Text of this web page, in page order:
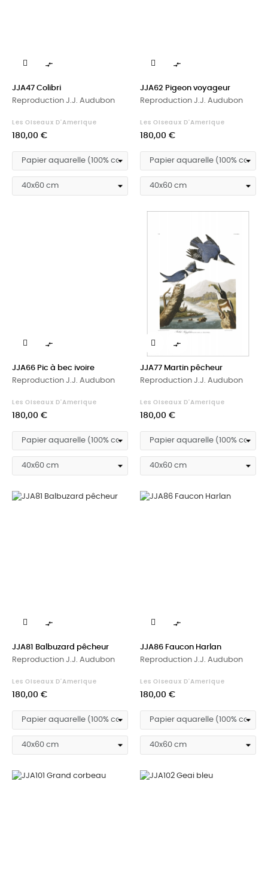

JJA47 Colibri
Reproduction J.J. Audubon
Les Oiseaux D'Amerique
Prix
180,00 €

JJA62 Pigeon voyageur
Reproduction J.J. Audubon
Les Oiseaux D'Amerique
Prix
180,00 €

JJA66 Pic à bec ivoire
Reproduction J.J. Audubon
Les Oiseaux D'Amerique
Prix
180,00 €

JJA77 Martin pêcheur
Reproduction J.J. Audubon
Les Oiseaux D'Amerique
Prix
180,00 €

JJA81 Balbuzard pêcheur
Reproduction J.J. Audubon
Les Oiseaux D'Amerique
Prix
180,00 €

JJA86 Faucon Harlan
Reproduction J.J. Audubon
Les Oiseaux D'Amerique
Prix
180,00 €